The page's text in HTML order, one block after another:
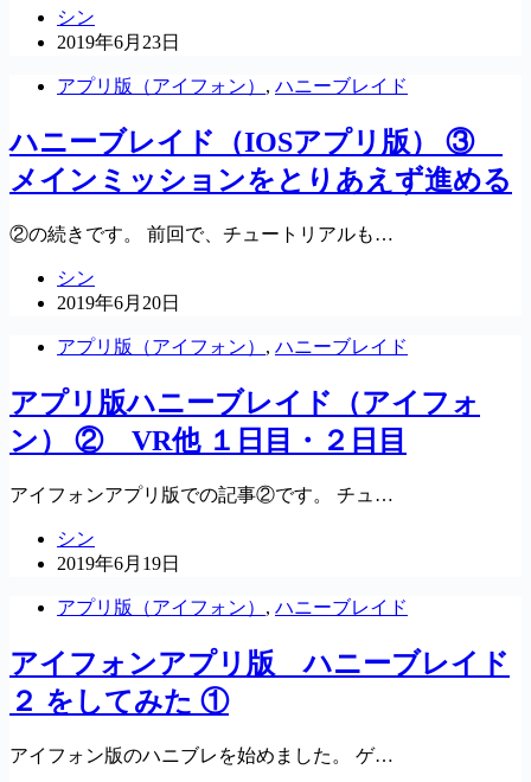
シン
2019年6月23日
アプリ版（アイフォン） , ハニーブレイド
ハニーブレイド（IOSアプリ版） ③
メインミッションをとりあえず進める
②の続きです。 前回で、チュートリアルも…
シン
2019年6月20日
アプリ版（アイフォン） , ハニーブレイド
アプリ版ハニーブレイド（アイフォ
ン） ② VR他 １日目・２日目
アイフォンアプリ版での記事②です。 チュ…
シン
2019年6月19日
アプリ版（アイフォン） , ハニーブレイド
アイフォンアプリ版 ハニーブレイド
２ をしてみた ①
アイフォン版のハニブレを始めました。 ゲ…